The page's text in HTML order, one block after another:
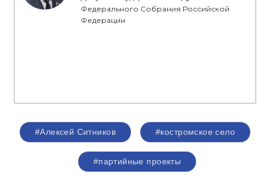
Федерального Собрания Российской
Федерации
#Алексей Ситников #костромское село
#партийные проекты